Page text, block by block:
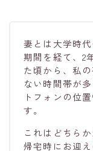
妻とは大学時
期間を経て、2
た頃から、私
ない時間帯が
トフォンの位
す。
これはどちら
帰宅時にお迎